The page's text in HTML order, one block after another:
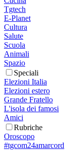
Tgtech
E-Planet
Cultura
Salute
Scuola
Animali
Spazio
Speciali
Elezioni Italia
Elezioni estero
Grande Fratello
L'isola dei famosi
Amici
Rubriche
Oroscopo
#tgcom24amarcord